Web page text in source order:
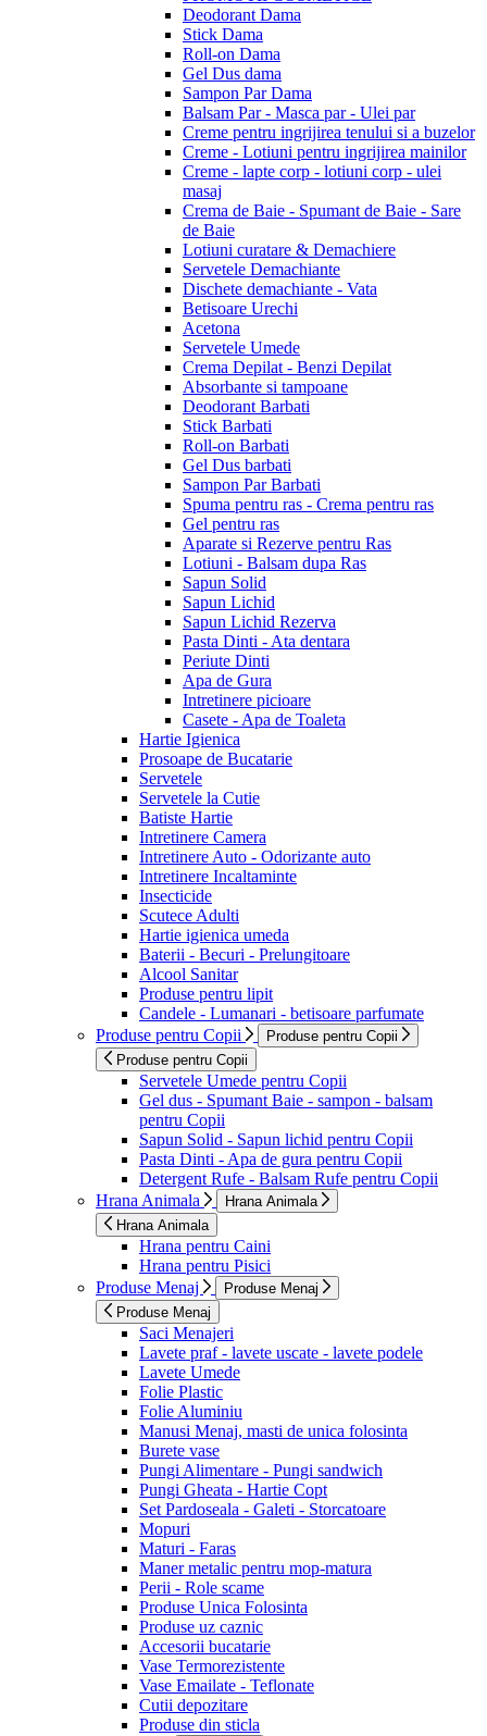
Deodorant Dama
Stick Dama
Roll-on Dama
Gel Dus dama
Sampon Par Dama
Balsam Par - Masca par - Ulei par
Creme pentru ingrijirea tenului si a buzelor
Creme - Lotiuni pentru ingrijirea mainilor
Creme - lapte corp - lotiuni corp - ulei
masaj
Crema de Baie - Spumant de Baie - Sare
de Baie
Lotiuni curatare & Demachiere
Servetele Demachiante
Dischete demachiante - Vata
Betisoare Urechi
Acetona
Servetele Umede
Crema Depilat - Benzi Depilat
Absorbante si tampoane
Deodorant Barbati
Stick Barbati
Roll-on Barbati
Gel Dus barbati
Sampon Par Barbati
Spuma pentru ras - Crema pentru ras
Gel pentru ras
Aparate si Rezerve pentru Ras
Lotiuni - Balsam dupa Ras
Sapun Solid
Sapun Lichid
Sapun Lichid Rezerva
Pasta Dinti - Ata dentara
Periute Dinti
Apa de Gura
Intretinere picioare
Casete - Apa de Toaleta
Hartie Igienica
Prosoape de Bucatarie
Servetele
Servetele la Cutie
Batiste Hartie
Intretinere Camera
Intretinere Auto - Odorizante auto
Intretinere Incaltaminte
Insecticide
Scutece Adulti
Hartie igienica umeda
Baterii - Becuri - Prelungitoare
Alcool Sanitar
Produse pentru lipit
Candele - Lumanari - betisoare parfumate
Produse pentru Copii
Produse pentru Copii
Produse pentru Copii
Servetele Umede pentru Copii
Gel dus - Spumant Baie - sampon - balsam
pentru Copii
Sapun Solid - Sapun lichid pentru Copii
Pasta Dinti - Apa de gura pentru Copii
Detergent Rufe - Balsam Rufe pentru Copii
Hrana Animala
Hrana Animala
Hrana Animala
Hrana pentru Caini
Hrana pentru Pisici
Produse Menaj
Produse Menaj
Produse Menaj
Saci Menajeri
Lavete praf - lavete uscate - lavete podele
Lavete Umede
Folie Plastic
Folie Aluminiu
Manusi Menaj, masti de unica folosinta
Burete vase
Pungi Alimentare - Pungi sandwich
Pungi Gheata - Hartie Copt
Set Pardoseala - Galeti - Storcatoare
Mopuri
Maturi - Faras
Maner metalic pentru mop-matura
Perii - Role scame
Produse Unica Folosinta
Produse uz caznic
Accesorii bucatarie
Vase Termorezistente
Vase Emailate - Teflonate
Cutii depozitare
Produse din sticla